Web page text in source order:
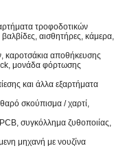
τροφοδοτικών
αισθητήρες, κάμερα,
αποθήκευσης
μονάδα φόρτωσης
και άλλα εξαρτήματα
σκούπισμα / χαρτί,
συγκόλλημα ζυθοποιίας,
μηχανή με νουζίνα